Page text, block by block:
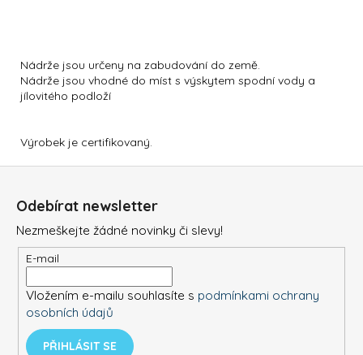
Nádrže jsou určeny na zabudování do země.
Nádrže jsou vhodné do míst s výskytem spodní vody a
jílovitého podloží
Výrobek je certifikovaný.
Odebírat newsletter
Nezmeškejte žádné novinky či slevy!
E-mail
Vložením e-mailu souhlasíte s podmínkami ochrany
osobních údajů
PŘIHLÁSIT SE